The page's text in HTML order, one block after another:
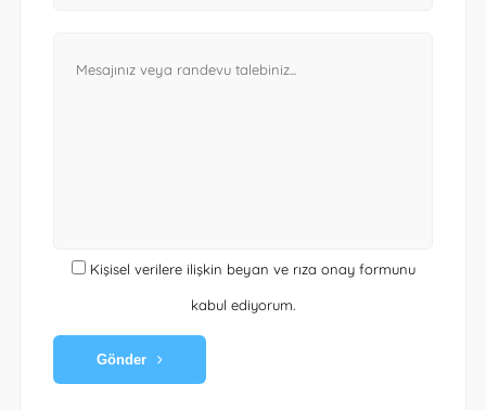
Kişisel verilere ilişkin beyan ve rıza onay formunu
kabul ediyorum.
Gönder